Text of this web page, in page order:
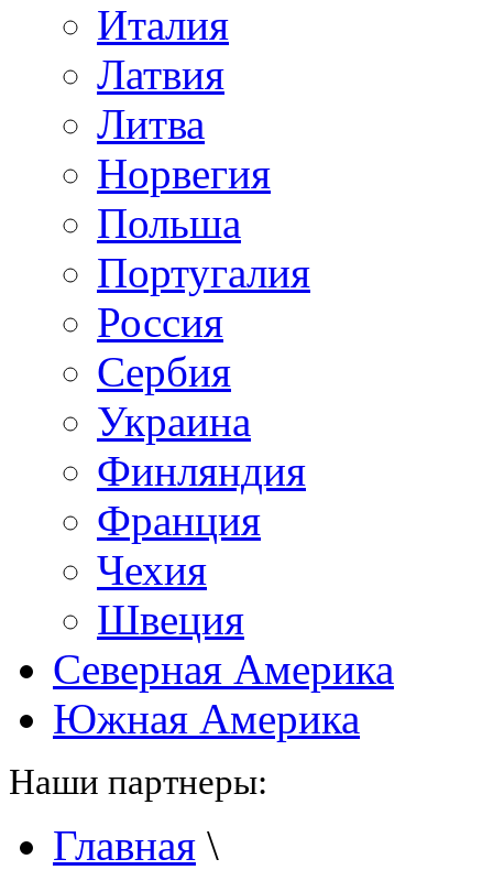
Италия
Латвия
Литва
Норвегия
Польша
Португалия
Россия
Сербия
Украина
Финляндия
Франция
Чехия
Швеция
Северная Америка
Южная Америка
Наши партнеры:
Главная \